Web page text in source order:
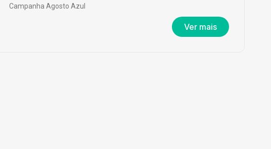
Campanha Agosto Azul
Ver mais